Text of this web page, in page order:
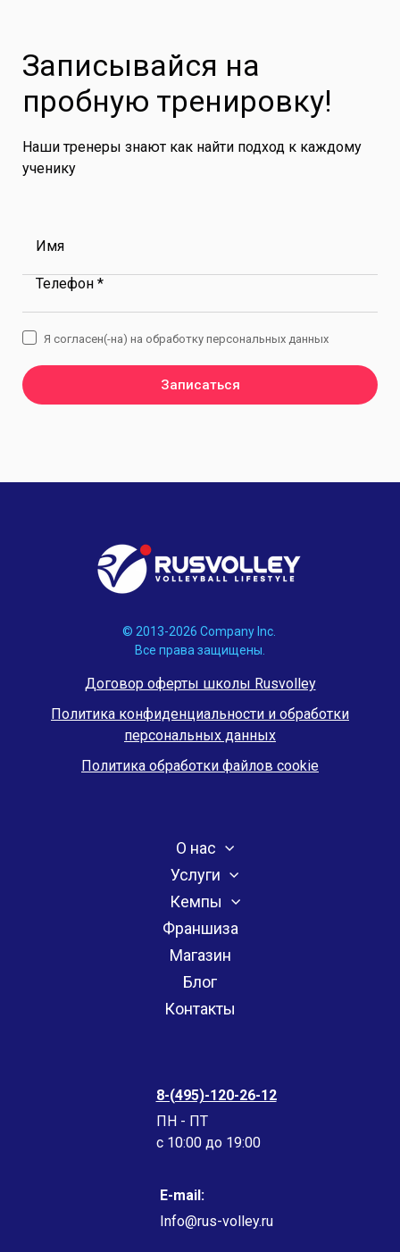
Записывайся на
пробную тренировку!
Наши тренеры знают как найти подход к каждому
ученику
Имя
Телефон *
Записаться
Я согласен(-на) на обработку персональных данных
© 2013-2026 Company Inc.
Все права защищены.
Договор оферты школы Rusvolley
Политика конфиденциальности и обработки
персональных данных
Политика обработки файлов cookie
О нас
Услуги
Кемпы
Франшиза
Магазин
Блог
Контакты
8-(495)-120-26-12
ПН - ПТ
c 10:00 до 19:00
E-mail:
Info@rus-volley.ru